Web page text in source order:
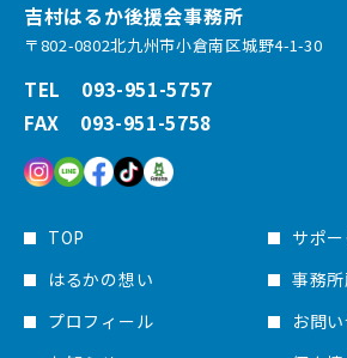
吉村はるか後援会事務所
〒802-0802北九州市小倉南区城野4-1-30
TEL 093-951-5757
FAX 093-951-5758
TOP
はるかの想い
プロフィール
サポ
事務
お問